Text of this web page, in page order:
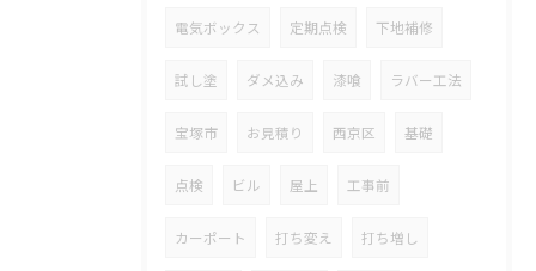
電気ボックス 定期点検 下地補修
試し塗 ダメ込み 漆喰 ラバー工法
宝塚市 お見積り 西京区 基礎
点検 ビル 屋上 工事前
カーポート 打ち変え 打ち増し